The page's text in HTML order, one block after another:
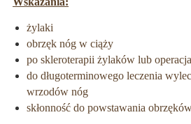
żylaki
obrzęk nóg w ciąży
po skleroterapii żylaków lub
do długoterminowego leczenia
wrzodów nóg
skłonność do powstawania